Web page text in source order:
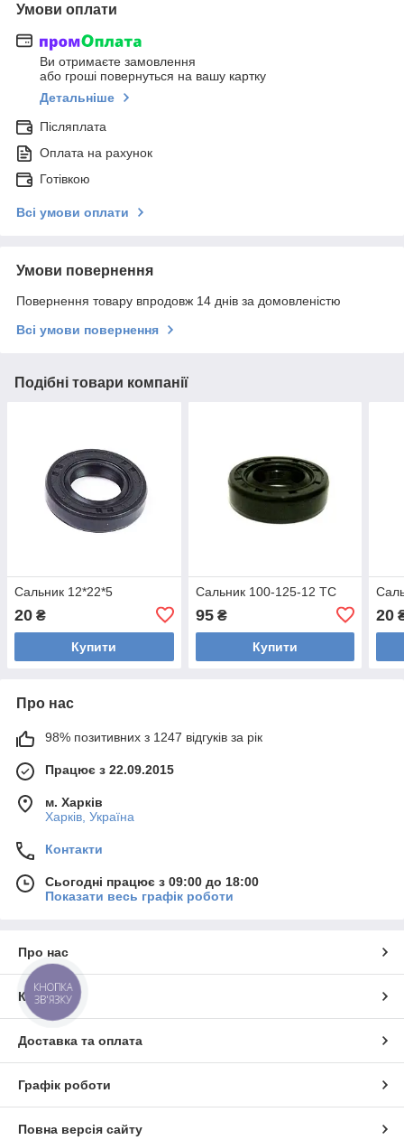
Умови оплати
Ви отримаєте замовлення
або гроші повернуться на вашу картку
Детальніше
Післяплата
Оплата на рахунок
Готівкою
Всі умови оплати
Умови повернення
Повернення товару впродовж 14 днів за домовленістю
Всі умови повернення
Подібні товари компанії
Сальник 12*22*5
20 ₴
Купити
Сальник 100-125-12 TC
95₴
Купити
20
Про нас
98% позитивних з 1247 відгуків за рік
Працює з 22.09.2015
м. Харків
Харків, Україна
Контакти
Сьогодні працює з 09:00 до 18:00
Показати весь графік роботи
Про нас
Контакти
Доставка та оплата
Графік роботи
Повна версія сайту
КНОПКА
ЗВ'ЯЗКУ